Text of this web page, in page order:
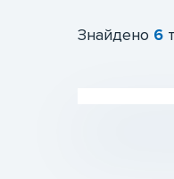
Магніти
Знайдено 6